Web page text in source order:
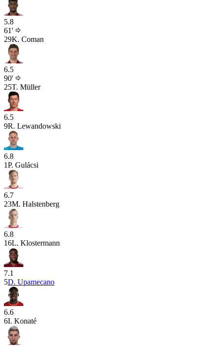
5.8
61'
29K. Coman
6.5
90'
25T. Müller
6.5
9R. Lewandowski
6.8
1P. Gulácsi
6.7
23M. Halstenberg
6.8
16L. Klostermann
7.1
5D. Upamecano
6.6
6I. Konaté